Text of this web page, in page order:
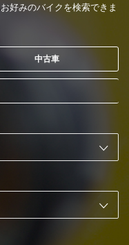
好みのバイクを検索できま
中古車